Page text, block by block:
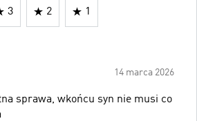
3 2 1
14 marca 2026
sprawa, wkońcu syn nie musi co